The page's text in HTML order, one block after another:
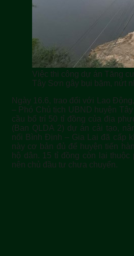
Việc thi công dự án Tăng
Tây Sơn gây bụi bặm, nứt
Ngày 16.6, trao đổi với Lao
– Phó Chủ tịch UBND huyện
cầu bố trí 50 tỉ đồng của địa
(Ban QLDA 2) dự án cải tạo,
nối Bình Định – Gia Lai đã cấp
này cơ bản đủ để huyện tiến
hộ dân. 15 tỉ đồng còn lại
nên chủ đầu tư chưa chuyển.